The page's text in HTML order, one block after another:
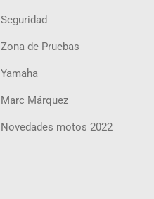
Seguridad
Zona de Pruebas
Yamaha
Marc Márquez
Novedades motos 2022